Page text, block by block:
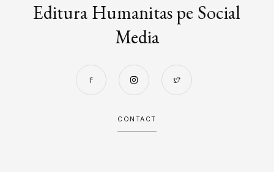
Editura Humanitas pe Social
Media
CONTACT